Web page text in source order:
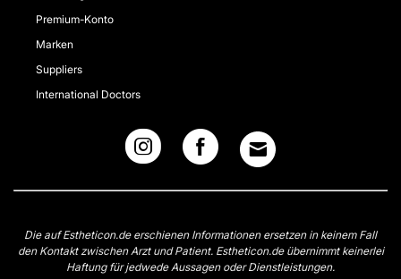
Premium-Konto
Marken
Suppliers
International Doctors
Die auf Estheticon.de erschienen Informationen ersetzen in keinem Fall
den Kontakt zwischen Arzt und Patient. Estheticon.de übernimmt keinerlei
Haftung für jedwede Aussagen oder Dienstleistungen.